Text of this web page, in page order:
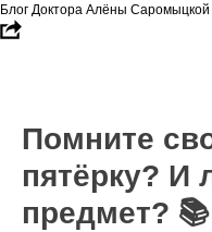
Блог Доктора Алёны Саромыцкой
Помните
пятёрку?
предмет? 📚